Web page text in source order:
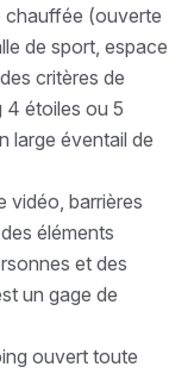
chauffée (ouverte
de sport, espace
critères de
4 étoiles ou 5
large éventail de
vidéo, barrières
éléments
et des
un gage de
ouvert toute